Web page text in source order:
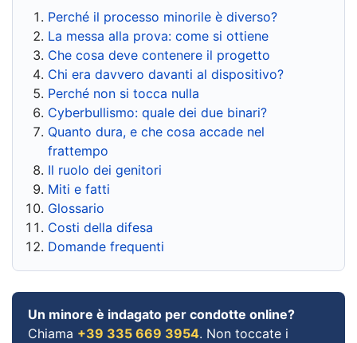
Perché il processo minorile è diverso?
La messa alla prova: come si ottiene
Che cosa deve contenere il progetto
Chi era davvero davanti al dispositivo?
Perché non si tocca nulla
Cyberbullismo: quale dei due binari?
Quanto dura, e che cosa accade nel
frattempo
Il ruolo dei genitori
Miti e fatti
Glossario
Costi della difesa
Domande frequenti
Un minore è indagato per condotte online?
Chiama +39 335 669 3954. Non toccate i